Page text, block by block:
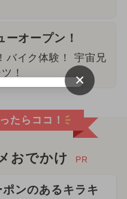
オープン！
バイク体験！ 宇宙兄
！
たらココ！
おでかけ PR
ンのあるキラキ
×